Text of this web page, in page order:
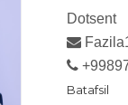
Dotsent
Batafsil